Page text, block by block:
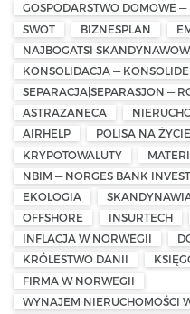
GOSPODARSTWO DOMOWE —
SWOT
BIZNESPLAN
NAJBOGATSI
KONSOLIDACJA —
SEPARACJA|SEPARASJON —
ASTRAZANECA
AIRHELP
POLISA NA
KRYPOTOWALUTY
NBIM — NORGES BANK
EKOLOGIA
OFFSHORE
INSURTECH
INFLACJA W NORWEGII
KRÓLESTWO DANII
FIRMA W NORWEGII
WYNAJEM NIERUCHOMOŚCI